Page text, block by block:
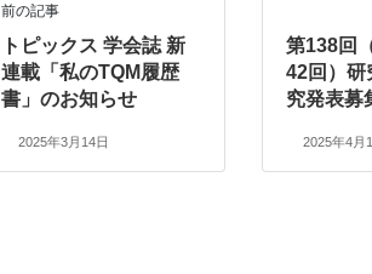
前の記事
トピックス 学会誌 新
連載「私のTQM履歴
書」のお知らせ
2025年3月14日
第138回
42回）研
究発表募
2025年4月